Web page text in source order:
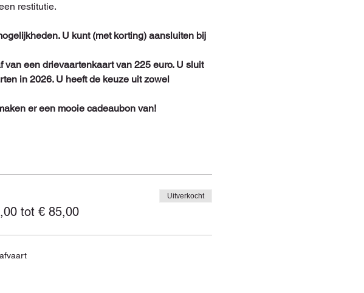
restitutie.
U kunt (met korting) aansluiten bij
een drievaartenkaart van 225 euro. U sluit
in 2026. U heeft de keuze uit zowel
er een mooie cadeaubon van!
tot € 85,00
Uitverkocht